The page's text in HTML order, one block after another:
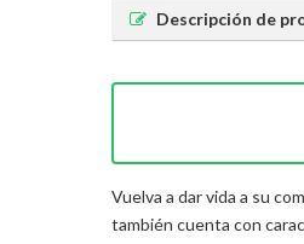
Descripción de
Vuelva a dar vida a su
también cuenta con